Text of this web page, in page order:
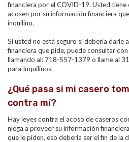
financiera por el COVID-19. Usted tiene
acosen por su información financiera
inquilino.
Si usted no está seguro si debería darle
financiera que pide, puede consultar
llamando al: 718-557-1379 o llame al
para Inquilinos.
¿Qué pasa si mi casero
contra mí?
Hay leyes contra el acoso de caseros
niega a proveer su información
que le piden, eso debería ser el fin de la